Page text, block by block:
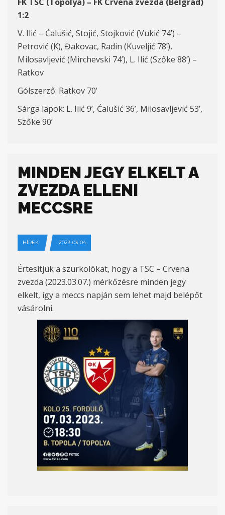
1:2
V. Ilić – Ćalušić, Stojić, Stojković (Vukić 74’) –
Petrović (K), Đakovac, Radin (Kuveljić 78’),
Milosavljević (Mirchevski 74’), L. Ilić (Szőke 88’) –
Ratkov
Gólszerző: Ratkov 70’
Sárga lapok: L. Ilić 9’, Ćalušić 36’, Milosavljević 53’,
Szőke 90’
MINDEN JEGY ELKELT A
ZVEZDA ELLENI
MECCSRE
HÍREK 2023-03-04
Értesítjük a szurkolókat, hogy a TSC – Crvena
zvezda (2023.03.07.) mérkőzésre minden jegy
elkelt, így a meccs napján sem lehet majd belépőt
vásárolni.